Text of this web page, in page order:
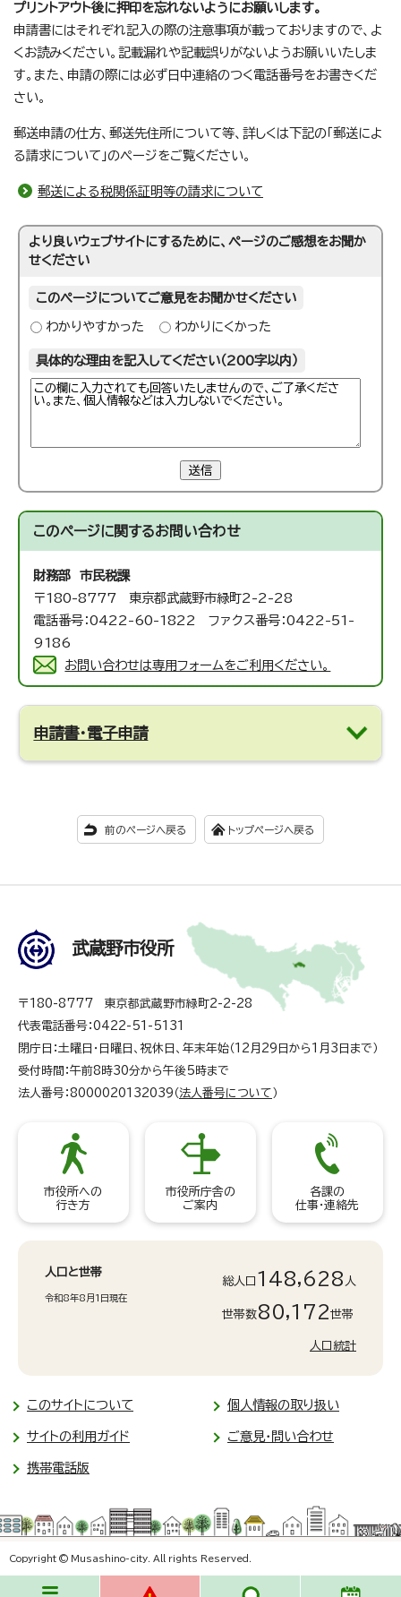
プリントアウト後に押印を忘れないようにお願いします。
申請書にはそれぞれ記入の際の注意事項が載っておりますので、よ
くお読みください。記載漏れや記載誤りがないようお願いいたしま
す。また、申請の際には必ず日中連絡のつく電話番号をお書きくだ
さい。
郵送申請の仕方、郵送先住所について等、詳しくは下記の「郵送によ
る請求について」のページをご覧ください。
郵送による税関係証明等の請求について
より良いウェブサイトにするために、ページのご感想をお聞か
せください
このページについてご意見をお聞かせください
わかりやすかった わかりにくかった
具体的な理由を記入してください（200字以内）
送信
このページに関するお問い合わせ
財務部 市民税課
〒180-8777 東京都武蔵野市緑町2-2-28
電話番号：0422-60-1822 ファクス番号：0422-51-
9186
お問い合わせは専用フォームをご利用ください。
申請書・電子申請
前のページへ戻る トップページへ戻る
武蔵野市役所
〒180-8777 東京都武蔵野市緑町2-2-28
代表電話番号：0422-51-5131
閉庁日：土曜日・日曜日、祝休日、年末年始（12月29日から1月3日まで）
受付時間：午前8時30分から午後5時まで
法人番号：8000020132039（ 法人番号について ）
市役所への
行き方
市役所庁舎の
ご案内
各課の
仕事・連絡先
人口と世帯
令和8年8月1日現在
総人口 148,628 人
世帯数80,172世帯
人口統計
このサイトについて 個人情報の取り扱い
サイトの利用ガイド ご意見・問い合わせ
携帯電話版
Copyright © Musashino-city. All rights Reserved.